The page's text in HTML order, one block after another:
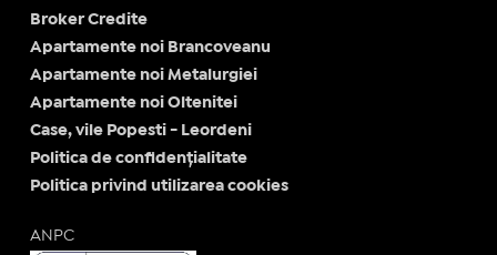
Broker Credite
Apartamente noi Brancoveanu
Apartamente noi Metalurgiei
Apartamente noi Oltenitei
Case, vile Popesti - Leordeni
Politica de confidențialitate
Politica privind utilizarea cookies
ANPC